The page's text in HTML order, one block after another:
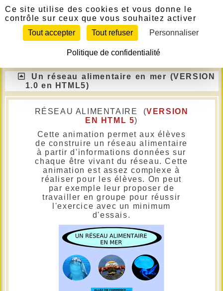
Télécharger
Si le lien ne fonctionne pas, contactez le
webmestre pour l'en informer.
Un réseau alimentaire en mer (VERSION
1.0 en HTML5)
RÉSEAU ALIMENTAIRE (VERSION
EN HTML 5)
Cette animation permet aux élèves
de construire un réseau alimentaire
à partir d'informations données sur
chaque être vivant du réseau. Cette
animation est assez complexe à
réaliser pour les élèves. On peut
par exemple leur proposer de
travailler en groupe pour réussir
l'exercice avec un minimum
d'essais.
Panneau de gestion des cookies
Ce site utilise des cookies et vous donne le
contrôle sur ceux que vous souhaitez activer
Tout accepter
Tout refuser Personnaliser
Politique de confidentialité